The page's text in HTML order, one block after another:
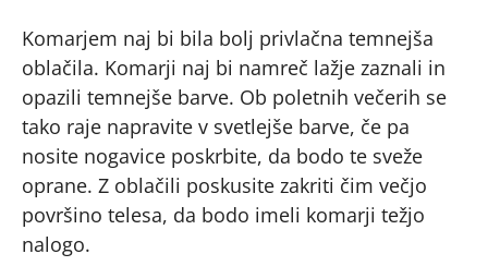
Komarjem naj bi bila bolj privlačna temnejša
oblačila. Komarji naj bi namreč lažje zaznali in
opazili temnejše barve. Ob poletnih večerih se
tako raje napravite v svetlejše barve, če pa
nosite nogavice poskrbite, da bodo te sveže
oprane. Z oblačili poskusite zakriti čim večjo
površino telesa, da bodo imeli komarji težjo
nalogo.